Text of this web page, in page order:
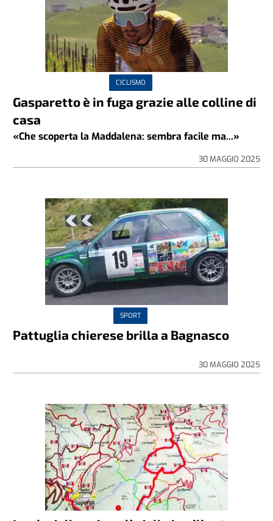
CICLISMO
Gasparetto è in fuga grazie alle colline di
casa
«Che scoperta la Maddalena: sembra facile ma...»
30 MAGGIO 2025
SPORT
Pattuglia chierese brilla a Bagnasco
30 MAGGIO 2025